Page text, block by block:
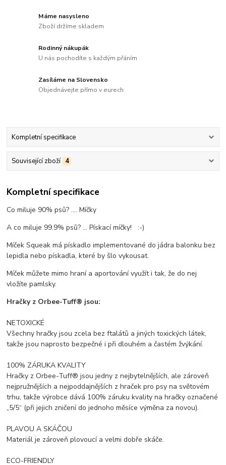
Máme nasysleno
Zboží držíme skladem
Rodinný nákupák
U nás pochodíte s každým přáním
Zasíláme na Slovensko
Objednávejte přímo v eurech
Kompletní specifikace
Související zboží 4
Kompletní specifikace
Co miluje 90% psů? .... Míčky
A co miluje 99.9% psů? ... Pískací míčky! :-)
Míček Squeak má pískadlo implementované do jádra balonku bez
lepidla nebo pískadla, které by šlo vykousat.
Míček můžete mimo hraní a aportování využít i tak, že do nej
vložíte pamlsky.
Hračky z Orbee-Tuff® jsou:
NETOXICKÉ
Všechny hračky jsou zcela bez ftalátů a jiných toxických látek,
takže jsou naprosto bezpečné i při dlouhém a častém žvýkání.
100% ZÁRUKA KVALITY
Hračky z Orbee-Tuff® jsou jedny z nejbytelnějších, ale zároveň
nejpružnějších a nejpoddajnějších z hraček pro psy na světovém
trhu, takže výrobce dává 100% záruku kvality na hračky označené
„5/5“ (při jejich zničení do jednoho měsíce výměna za novou).
PLAVOU A SKÁČOU
Materiál je zároveň plovoucí a velmi dobře skáče.
ECO-FRIENDLY